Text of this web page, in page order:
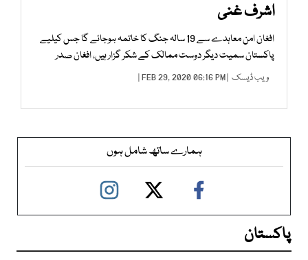
اشرف غنی
افغان امن معاہدے سے 19 سالہ جنگ کا خاتمہ ہوجائے گا جس کیلیے
پاکستان سمیت دیگر دوست ممالک کے شکر گزار ہیں، افغان صدر
ویب ڈیسک | FEB 29, 2020 06:16 PM |
ہمارے ساتھ شامل ہوں
پاکستان